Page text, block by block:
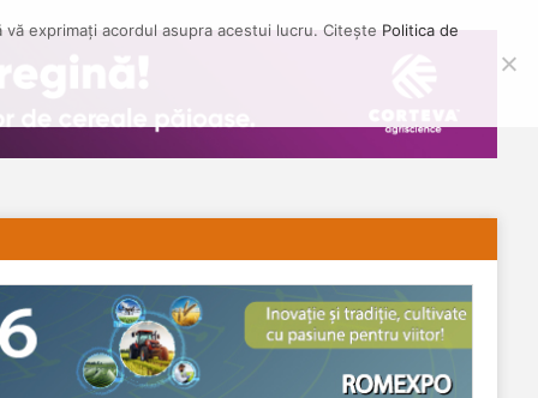
exprimați acordul asupra acestui lucru. Citește Politica de